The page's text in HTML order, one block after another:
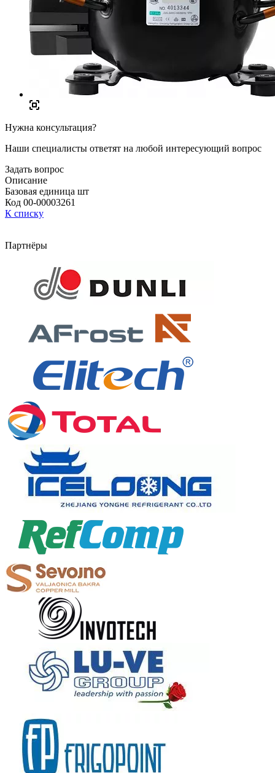
Нужна консультация?
Наши специалисты ответят на любой интересующий вопрос
Задать вопрос
Описание
Базовая единица шт
Код 00-00003261
К списку
Партнёры